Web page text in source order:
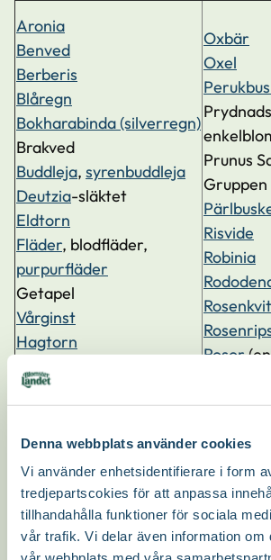
Denna webbplats använder cookies
Vi använder enhetsidentifierare i form
tredjepartscokies för att anpassa
tillhandahålla funktioner för sociala
vår trafik. Vi delar även information om
Aronia
Benved
Berberis
Blåregn
Bokharabinda (silverregn)
Brakved
Buddleja, syrenbuddleja
Deutzia-släktet
Eldtorn
Fläder, blodfläder,
purpurfläder
Getapel
Vårginst
Hagtorn
Hassel
Häckberberis
Äkta kastanj
Järnek
Kaprifol
Klätterhortensia
Kornell - körsbärskornell,
Oxbär
Oxel
Prunus
Gruppen
Risvide
Robinia
Rosor